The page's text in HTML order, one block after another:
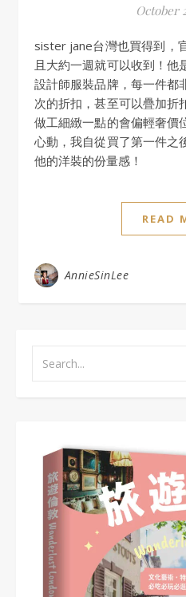
October
sister jane台灣也買得到，官網可以直接寄送台灣，而
且大約一週就可以收到！他
設計師服裝品牌，每一件都
次的折扣，甚至可以疊加折
做工細緻一點的會偏輕奢價
心動，我自從買了第一件之
他的洋裝的份量感！
READ
AnnieSinLee